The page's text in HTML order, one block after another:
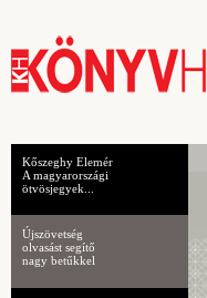
Kőszeghy Elemér
A magyarországi
ötvösjegyek...
Újszövetség
olvasást segítő
nagy betűkkel